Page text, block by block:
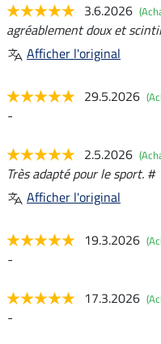
3.6.2026
agréablement doux et
Afficher l'original
29.5.2026
-
2.5.2026
Très adapté pour le sport. #
Afficher l'original
19.3.2026
-
17.3.2026
-